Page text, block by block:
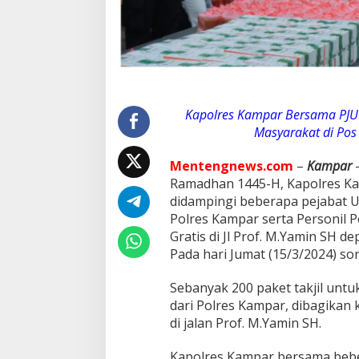
i
-
b
a
g
k
l
u
n
t
u
k
M
y
a
r
k
Kapolres Kampar Bersama
Masyarakat di
Mentengnews.com – Kampar
Ramadhan 1445-H, Kapolres
didampingi beberapa pejabat
Polres Kampar serta Personil
Gratis di Jl Prof. M.Yamin SH
Pada hari Jumat (15/3/2024)
Sebanyak 200 paket takjil
dari Polres Kampar, dibagikan
di jalan Prof. M.Yamin SH.